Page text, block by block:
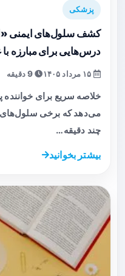
پزشکی
کشف سلول‌های ایمنی
درس‌هایی برای مبارزه
9 دقیقه
خلاصه سریع برای
می‌دهد که برخی
چند دقیقه…
بیشتر بخوانید